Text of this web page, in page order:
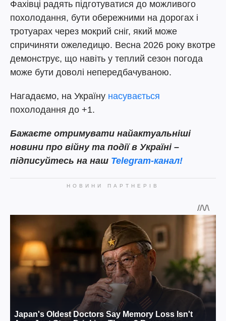
Фахівці радять підготуватися до можливого
похолодання, бути обережними на дорогах і
тротуарах через мокрий сніг, який може
спричиняти ожеледицю. Весна 2026 року вкотре
демонструє, що навіть у теплий сезон погода
може бути доволі непередбачуваною.
Нагадаємо, на Україну насувається
похолодання до +1.
Бажаєте отримувати найактуальніші
новини про війну та події в Україні –
підписуйтесь на наш Telegram-канал!